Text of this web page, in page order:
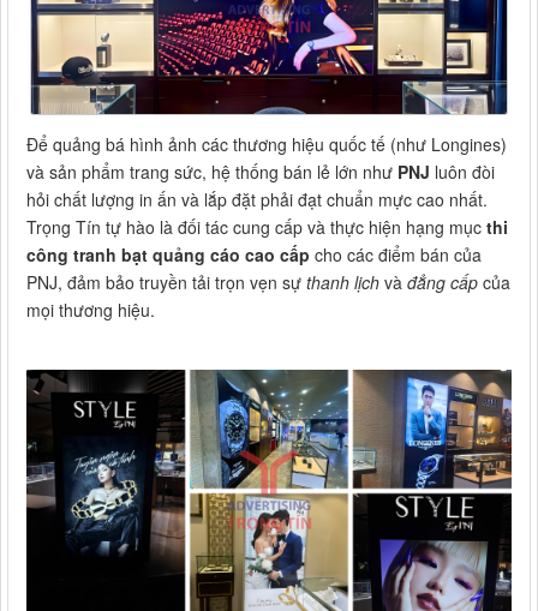
Để quảng bá hình ảnh các thương hiệu quốc tế (như Longines)
và sản phẩm trang sức, hệ thống bán lẻ lớn như PNJ luôn đòi
hỏi chất lượng in ấn và lắp đặt phải đạt chuẩn mực cao nhất.
Trọng Tín tự hào là đối tác cung cấp và thực hiện hạng mục thi
công tranh bạt quảng cáo cao cấp cho các điểm bán của
PNJ, đảm bảo truyền tải trọn vẹn sự thanh lịch và đẳng cấp của
mọi thương hiệu.